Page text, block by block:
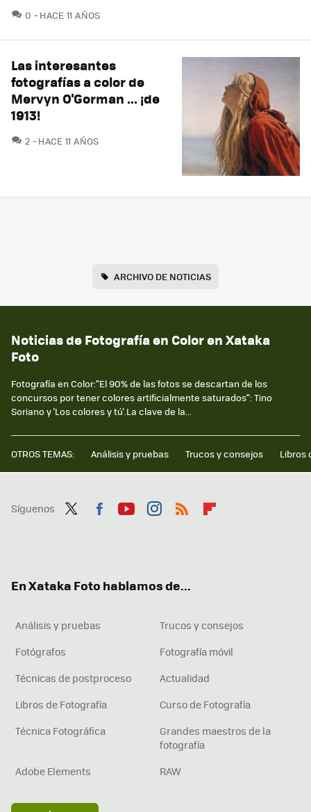
0 COMENTARIOS
HACE 11 AÑOS
Las interesantes
fotografías a color de
Mervyn O'Gorman ... ¡de
1913!
2 COMENTARIOS
HACE 11 AÑOS
ARCHIVO DE NOTICIAS
Noticias de Fotografía en Color en Xataka
Foto
Fotografía en Color:“El 90% de las fotos se descartan de los
concursos por tener colores artificialmente saturados”: Tino
Soriano y 'Los colores y tú'.La clave de la...
OTROS TEMAS: Análisis y pruebas Trucos y consejos Libros
Síguenos
En Xataka Foto hablamos de...
Análisis y pruebas
Trucos y consejos
Fotógrafos
Fotografía móvil
Técnicas de postproceso
Actualidad
Libros de Fotografía
Curso de Fotografía
Técnica Fotográfica
Grandes maestros de la
fotografía
Adobe Elements
RAW